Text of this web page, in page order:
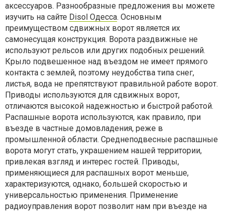
аксессуаров. Разнообразные предложения вы можете
изучить на сайте Disol Одесса. Основным
преимуществом сдвижных ворот является их
самонесущая конструкция. Ворота раздвижные не
используют рельсов или других подобных решений.
Крыло подвешенное над въездом не имеет прямого
контакта с землей, поэтому неудобства типа снег,
листья, вода не препятствуют правильной работе ворот.
Приводы используются для сдвижных ворот,
отличаются высокой надежностью и быстрой работой.
Распашные ворота используются, как правило, при
въезде в частные домовладения, реже в
промышленной области. Среднеподвесные распашные
ворота могут стать, украшением нашей территории,
привлекая взгляд и интерес гостей. Приводы,
применяющиеся для распашных ворот меньше,
характеризуются, однако, большей скоростью и
универсальностью применения. Применение
радиоуправления ворот позволит нам при въезде на